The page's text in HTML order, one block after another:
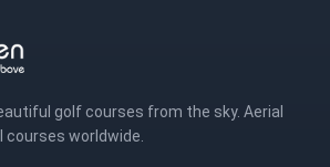
golf courses from the sky. Aerial
worldwide.